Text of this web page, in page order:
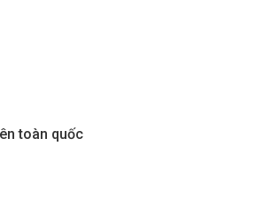
toàn quốc